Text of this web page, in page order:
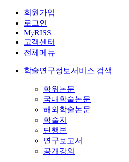
회원가입
로그인
MyRISS
고객센터
전체메뉴
학술연구정보서비스 검색
학위논문
국내학술논문
해외학술논문
학술지
단행본
연구보고서
공개강의